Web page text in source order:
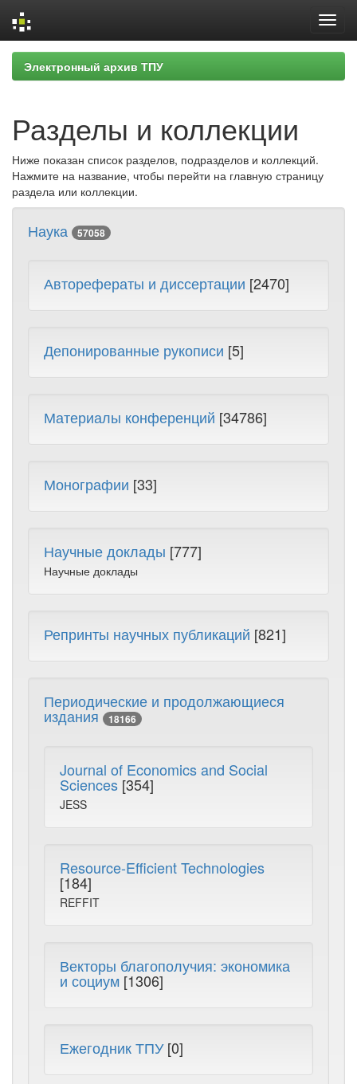
Skip
navigation
Электронный архив ТПУ
Разделы и коллекции
Ниже показан список разделов, подразделов и коллекций.
Нажмите на название, чтобы перейти на главную страницу
раздела или коллекции.
Наука 57058
Авторефераты и диссертации [2470]
Депонированные рукописи [5]
Материалы конференций [34786]
Монографии [33]
Научные доклады [777]
Научные доклады
Репринты научных публикаций [821]
Периодические и продолжающиеся
издания 18166
Journal of Economics and Social
Sciences [354]
JESS
Resource-Efficient Technologies
[184]
REFFIT
Векторы благополучия: экономика
и социум [1306]
Ежегодник ТПУ[0]